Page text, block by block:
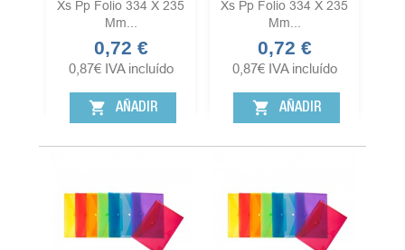
Xs Pp Folio 334 X 235
Mm...
Precio
0,72 €
0,87€ IVA incluído
shopping_cart AÑADIR
Xs Pp Folio 334 X 235
Mm...
Precio
0,72 €
0,87€ IVA incluído
shopping_cart AÑADIR